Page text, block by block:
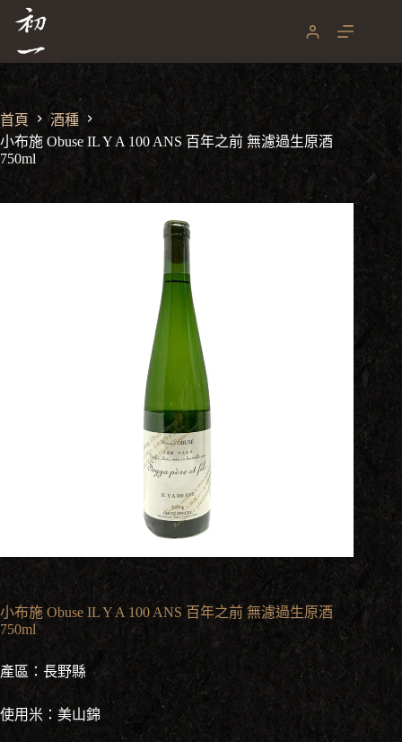
要
容
首頁
酒種
小布施 Obuse IL Y A 100 ANS 百年之前 無濾過生原酒
750ml
小布施 Obuse IL Y A 100 ANS 百年之前 無濾過生原酒
750ml
產區：長野縣
使用米：美山錦